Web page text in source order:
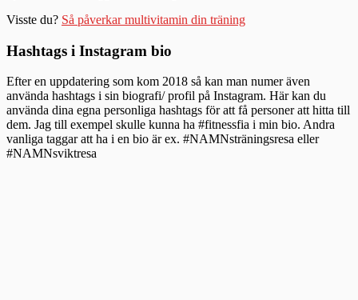
Visste du? Så påverkar multivitamin din träning
Hashtags i Instagram bio
Efter en uppdatering som kom 2018 så kan man numer även
använda hashtags i sin biografi/ profil på Instagram. Här kan du
använda dina egna personliga hashtags för att få personer att hitta till
dem. Jag till exempel skulle kunna ha #fitnessfia i min bio. Andra
vanliga taggar att ha i en bio är ex. #NAMNsträningsresa eller
#NAMNsviktresa